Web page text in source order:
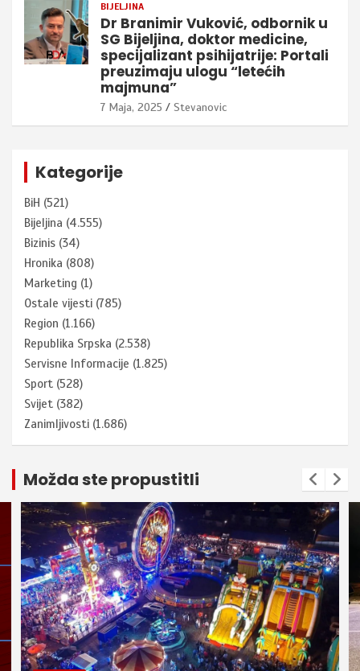
BIJELJINA
Dr Branimir Vuković, odbornik u
SG Bijeljina, doktor medicine,
specijalizant psihijatrije: Portali
preuzimaju ulogu “letećih
majmuna”
7 Maja, 2025 Stevanovic
Kategorije
BiH (521)
Bijeljina (4.555)
Bizinis (34)
Hronika (808)
Marketing (1)
Ostale vijesti (785)
Region (1.166)
Republika Srpska (2.538)
Servisne Informacije (1.825)
Sport (528)
Svijet (382)
Zanimljivosti (1.686)
Možda ste propustitli